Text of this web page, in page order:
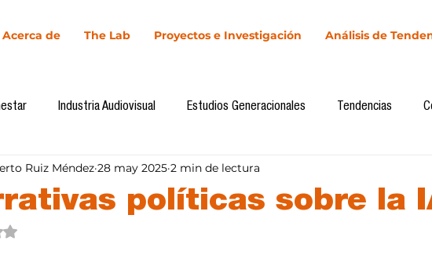
Acerca de The Lab Proyectos e Investigación Análisis de
Industria Audiovisual Estudios Generacionales Tendencias
Artificial Cultura Digital Comunicación y Sociedad
Ética de la Comunicación
políticas sobre la
Ruiz Méndez 28 may 2025 2 min de lectura
NaN de 5 estrellas.